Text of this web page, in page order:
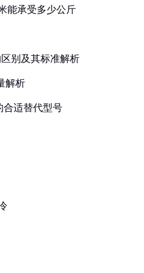
能承受多少公斤
别及其标准解析
解析
合适替代型号